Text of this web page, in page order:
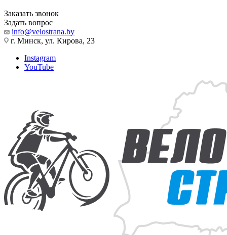
Заказать звонок
Задать вопрос
info@velostrana.by
г. Минск, ул. Кирова, 23
Instagram
YouTube